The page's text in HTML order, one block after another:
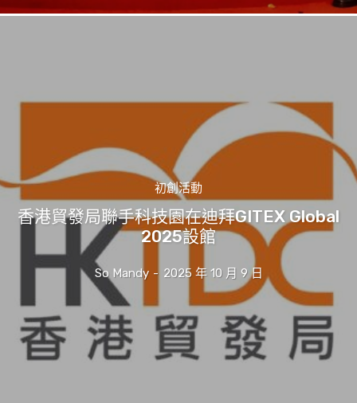
初創活動
香港貿發局聯手科技園在迪拜GITEX Global
2025設館
So Mandy - 2025 年 10 月 9 日